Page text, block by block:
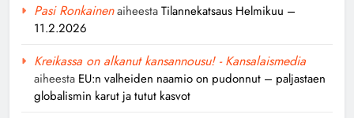
Pasi RonkainenaiheestaTilannekatsaus Helmikuu –
11.2.2026
Kreikassa on alkanut kansannousu! - Kansalaismedia
aiheesta EU:n valheiden naamio on pudonnut – paljastaen
globalismin karut ja tutut kasvot